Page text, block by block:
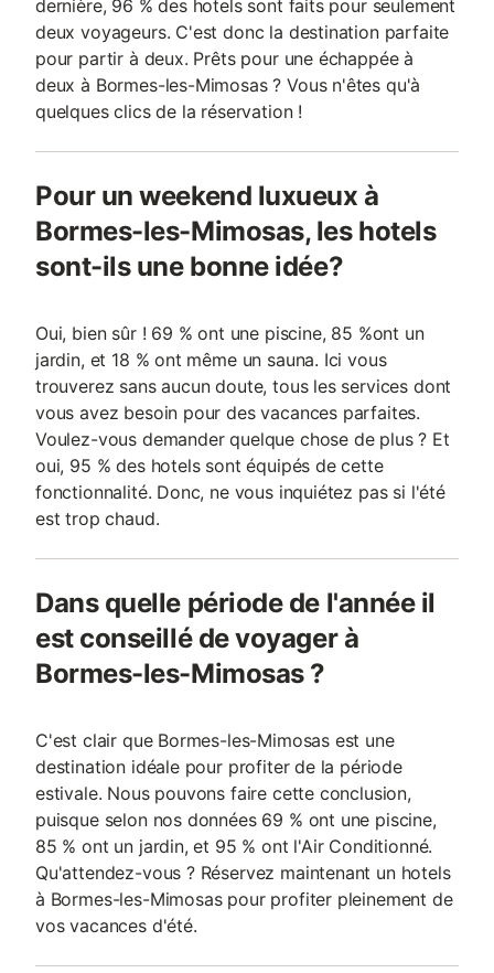
dernière, 96 % des hotels sont faits pour seulement
deux voyageurs. C'est donc la destination parfaite
pour partir à deux. Prêts pour une échappée à
deux à Bormes-les-Mimosas ? Vous n'êtes qu'à
quelques clics de la réservation !
Pour un weekend luxueux à
Bormes-les-Mimosas, les hotels
sont-ils une bonne idée?
Oui, bien sûr ! 69 % ont une piscine, 85 %ont un
jardin, et 18 % ont même un sauna. Ici vous
trouverez sans aucun doute, tous les services dont
vous avez besoin pour des vacances parfaites.
Voulez-vous demander quelque chose de plus ? Et
oui, 95 % des hotels sont équipés de cette
fonctionnalité. Donc, ne vous inquiétez pas si l'été
est trop chaud.
Dans quelle période de l'année il
est conseillé de voyager à
Bormes-les-Mimosas ?
C'est clair que Bormes-les-Mimosas est une
destination idéale pour profiter de la période
estivale. Nous pouvons faire cette conclusion,
puisque selon nos données 69 % ont une piscine,
85 % ont un jardin, et 95 % ont l'Air Conditionné.
Qu'attendez-vous ? Réservez maintenant un hotels
à Bormes-les-Mimosas pour profiter pleinement de
vos vacances d'été.